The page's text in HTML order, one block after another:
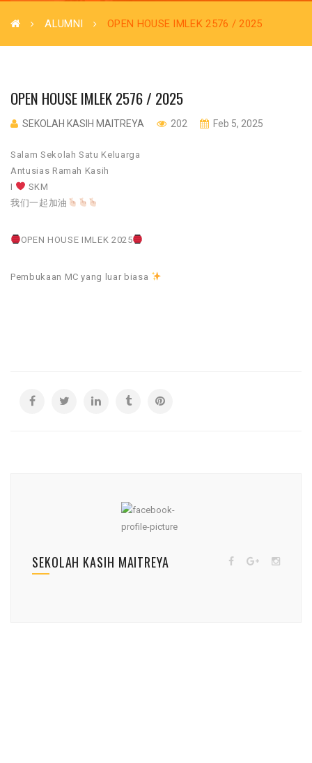
ALUMNI OPEN HOUSE IMLEK 2576 / 2025
OPEN HOUSE IMLEK 2576 / 2025
SEKOLAH KASIH MAITREYA 202 Feb 5, 2025
Salam Sekolah Satu Keluarga
Antusias Ramah Kasih
I
SKM
我们一起加油
OPEN HOUSE IMLEK 2025
Pembukaan MC yang luar biasa
SEKOLAH KASIH MAITREYA